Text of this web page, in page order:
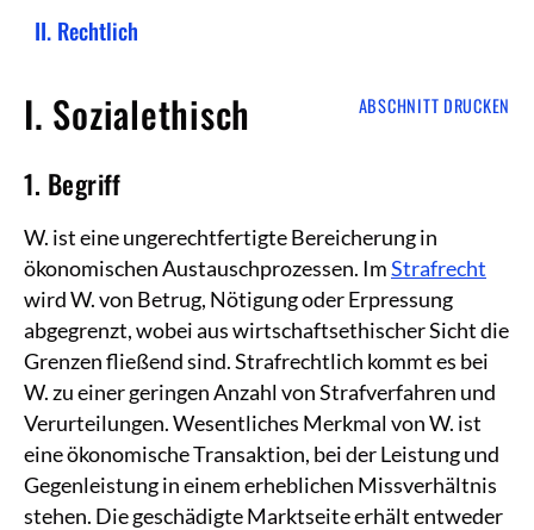
Rechtlich
I. Sozialethisch ABSCHNITT DRUCKEN
1. Begriff
W. ist eine ungerechtfertigte Bereicherung in
ökonomischen Austauschprozessen. ImStrafrecht
wird W. von Betrug, Nötigung oder Erpressung
abgegrenzt, wobei aus wirtschaftsethischer Sicht die
Grenzen fließend sind. Strafrechtlich kommt es bei
W. zu einer geringen Anzahl von Strafverfahren und
Verurteilungen. Wesentliches Merkmal von W. ist
eine ökonomische Transaktion, bei der Leistung und
Gegenleistung in einem erheblichen Missverhältnis
stehen. Die geschädigte Marktseite erhält entweder